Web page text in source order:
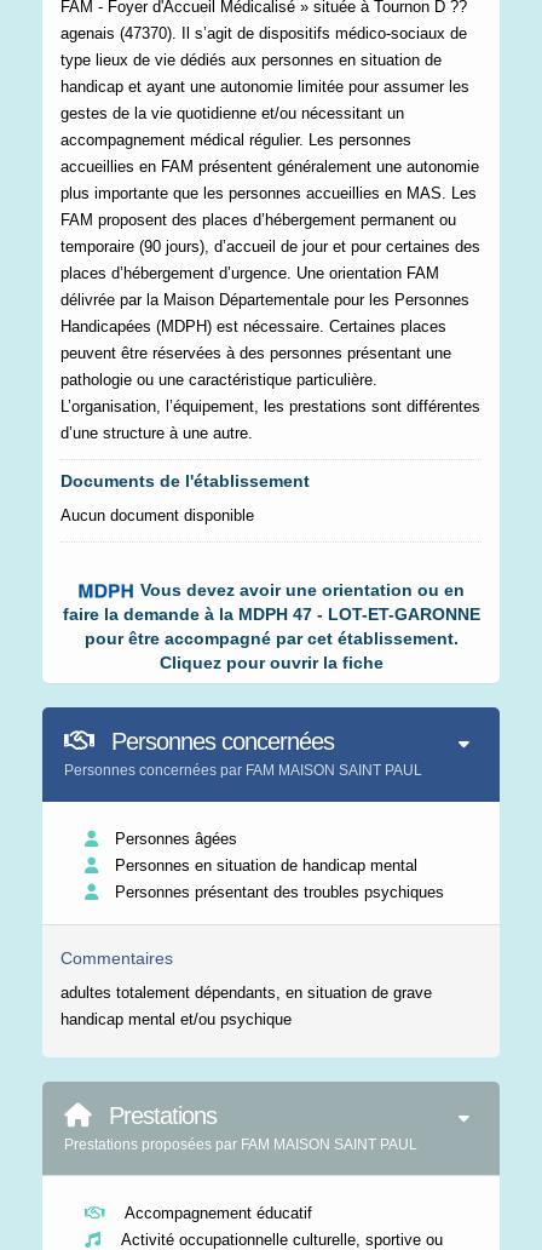
FAM - Foyer d'Accueil Médicalisé » située à Tournon D ??
agenais (47370). Il s’agit de dispositifs médico-sociaux de
type lieux de vie dédiés aux personnes en situation de
handicap et ayant une autonomie limitée pour assumer les
gestes de la vie quotidienne et/ou nécessitant un
accompagnement médical régulier. Les personnes
accueillies en FAM présentent généralement une autonomie
plus importante que les personnes accueillies en MAS. Les
FAM proposent des places d’hébergement permanent ou
temporaire (90 jours), d’accueil de jour et pour certaines des
places d’hébergement d’urgence. Une orientation FAM
délivrée par la Maison Départementale pour les Personnes
Handicapées (MDPH) est nécessaire. Certaines places
peuvent être réservées à des personnes présentant une
pathologie ou une caractéristique particulière.
L’organisation, l’équipement, les prestations sont différentes
d’une structure à une autre.
Documents de l'établissement
Aucun document disponible
Vous devez avoir une orientation ou en
faire la demande à la MDPH 47 - LOT-ET-GARONNE
pour être accompagné par cet établissement.
Cliquez pour ouvrir la fiche
Personnes concernées
Personnes concernées par FAM MAISON SAINT PAUL
Personnes âgées
Personnes en situation de handicap mental
Personnes présentant des troubles psychiques
Commentaires
adultes totalement dépendants, en situation de grave
handicap mental et/ou psychique
Prestations
Prestations proposées par FAM MAISON SAINT PAUL
Accompagnement éducatif
Activité occupationnelle culturelle, sportive ou